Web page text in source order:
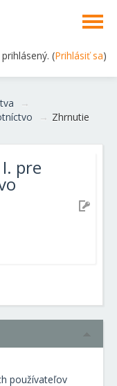
(Prihlásiť sa)
→
→ Zhrnutie
pre
používateľov